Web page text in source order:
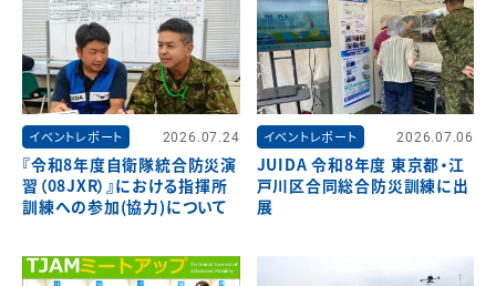
イベントレポート 2026.07.24
『令和8年度自衛隊統合防災演
習（08JXR）』における指揮所
訓練への参加(協力)について
イベントレポート 2026.07.06
JUIDA 令和8年度 東京都・江
戸川区合同総合防災訓練に出
展